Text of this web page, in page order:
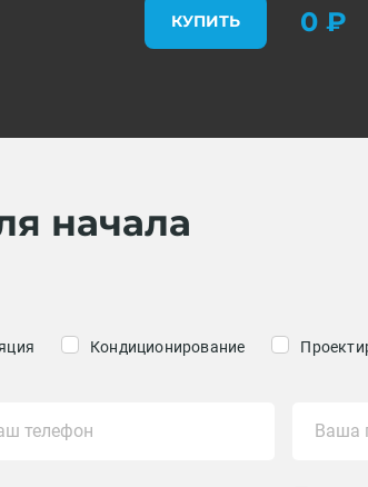
КУПИТЬ 0 ₽
начала
Кондиционирование